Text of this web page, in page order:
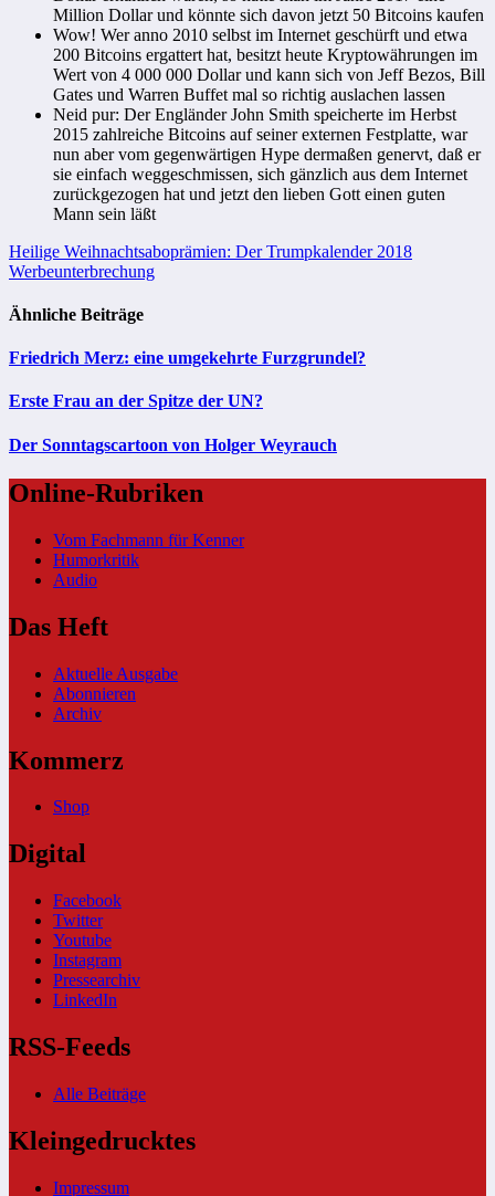
Million Dollar und könnte sich davon jetzt 50 Bitcoins kaufen
Wow! Wer anno 2010 selbst im Internet geschürft und etwa
200 Bitcoins ergattert hat, besitzt heute Kryptowährungen im
Wert von 4 000 000 Dollar und kann sich von Jeff Bezos, Bill
Gates und Warren Buffet mal so richtig auslachen lassen
Neid pur: Der Engländer John Smith speicherte im Herbst
2015 zahlreiche Bitcoins auf seiner externen Festplatte, war
nun aber vom gegenwärtigen Hype dermaßen genervt, daß er
sie einfach weggeschmissen, sich gänzlich aus dem Internet
zurückgezogen hat und jetzt den lieben Gott einen guten
Mann sein läßt
Beitragsnavigation
Heilige Weihnachtsaboprämien: Der Trumpkalender 2018
Werbeunterbrechung
Ähnliche Beiträge
Friedrich Merz: eine umgekehrte Furzgrundel?
Erste Frau an der Spitze der UN?
Der Sonntagscartoon von Holger Weyrauch
Online-Rubriken
Vom Fachmann für Kenner
Humorkritik
Audio
Das Heft
Aktuelle Ausgabe
Abonnieren
Archiv
Kommerz
Shop
Digital
Facebook
Twitter
Youtube
Instagram
Pressearchiv
LinkedIn
RSS-Feeds
Alle Beiträge
Kleingedrucktes
Impressum